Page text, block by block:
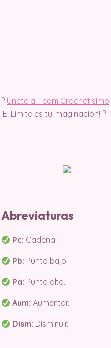
? Únete al Team Crochetisimo
¡El Límite es tu Imaginación! ?
Abreviaturas
Pc: Cadena.
Pb: Punto bajo.
Pa: Punto alto.
Aum: Aumentar.
Dism: Disminuir.